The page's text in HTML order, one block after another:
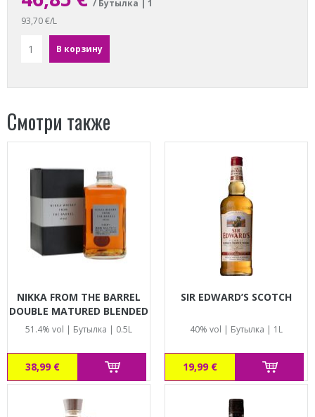
/ Бутылка | 1
93,70 €/L
Смотри также
NIKKA FROM THE BARREL
DOUBLE MATURED BLENDED
WHISKY
51.4% vol | Бутылка | 0.5L
38,99 €
SIR EDWARD’S SCOTCH
40% vol | Бутылка | 1L
19,99 €